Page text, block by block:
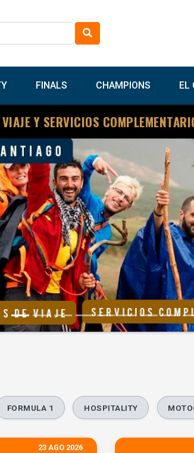
FINALS CHAMPIONS EL
Y SERVICIOS
FORMULA 1 HOSPITALITY
23 AGO 2026